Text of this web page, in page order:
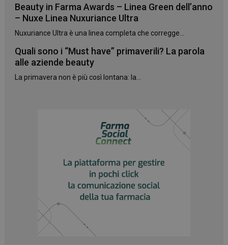
Beauty in Farma Awards – Linea Green dell’anno
– Nuxe Linea Nuxuriance Ultra
Nuxuriance Ultra è una linea completa che corregge...
Quali sono i “Must have” primaverili? La parola
alle aziende beauty
La primavera non è più così lontana: la...
www.panoramacosmetico.it
settimane